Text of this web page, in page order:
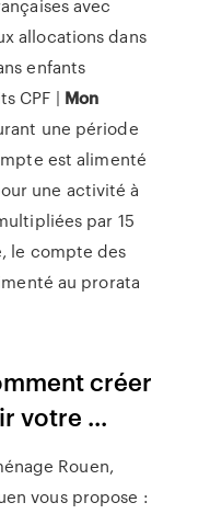
avec
allocations dans
enfants
CPF | Mon
une période
est alimenté
une activité à
par 15
le compte des
au prorata
créer
votre ...
Rouen,
vous propose :